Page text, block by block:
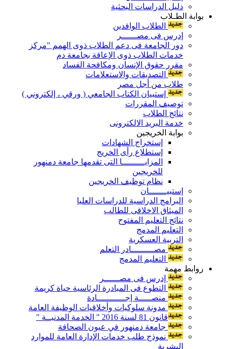
دليل الدراسات البحثية
بوابة الطـلاب
الطلاب الوافدين
إدرس فى مصــــــر
دور الجامعة فى دعم الطلاب ذوى الهمم "مركز
خدمات الطلاب ذوى الإعاقة بجامعة دم
مقرر حقوق الإنسان ومكافحة الفساد
التصديقات والاستعلامات
طلاب من أجل مصر
إستبيان الكتاب الجامعي ( ورقي ، إلكتروني )
توصيف المقررات
نتائج الطلاب
خدمة البريد الالكترونى
بوابة الخريجين
إستخراج الشهادات
إستطلاع رأى الخريج
المزايـــــــــا التى تقدمها جامعة دمنهور
للخريجين
نظام توظيف الخريجين
إستبيـــــــان
البرامج الدراسية للدراسات العليا
الميثاق الاخلاقى للطالب
نتائج التعليم المفتوح
التعليم المدمج
التربية العسكرية
مصـــــــــادر التعلم
التعليم المدمج
روابط مهمة
إدرس فى مصــــــر
التطوع فى المبادرة الرئاسية حياة كريمة
منصـــــة إجـــــــــــادة
مدونة سلوكيات وأخلاقيات الوظيفة العامة
قانون 81 لسنة 2016 " الخدمة المدنيــة "
جامعة دمنهور في عيون الصحافة
نموذج طلب خدمات الإدارة العامة للموارد
البشرية